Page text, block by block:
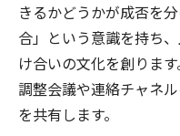
きるかどうかが成否を
合」という意識を持ち
け合いの文化を創りま
調整会議や連絡チャネ
を共有します。